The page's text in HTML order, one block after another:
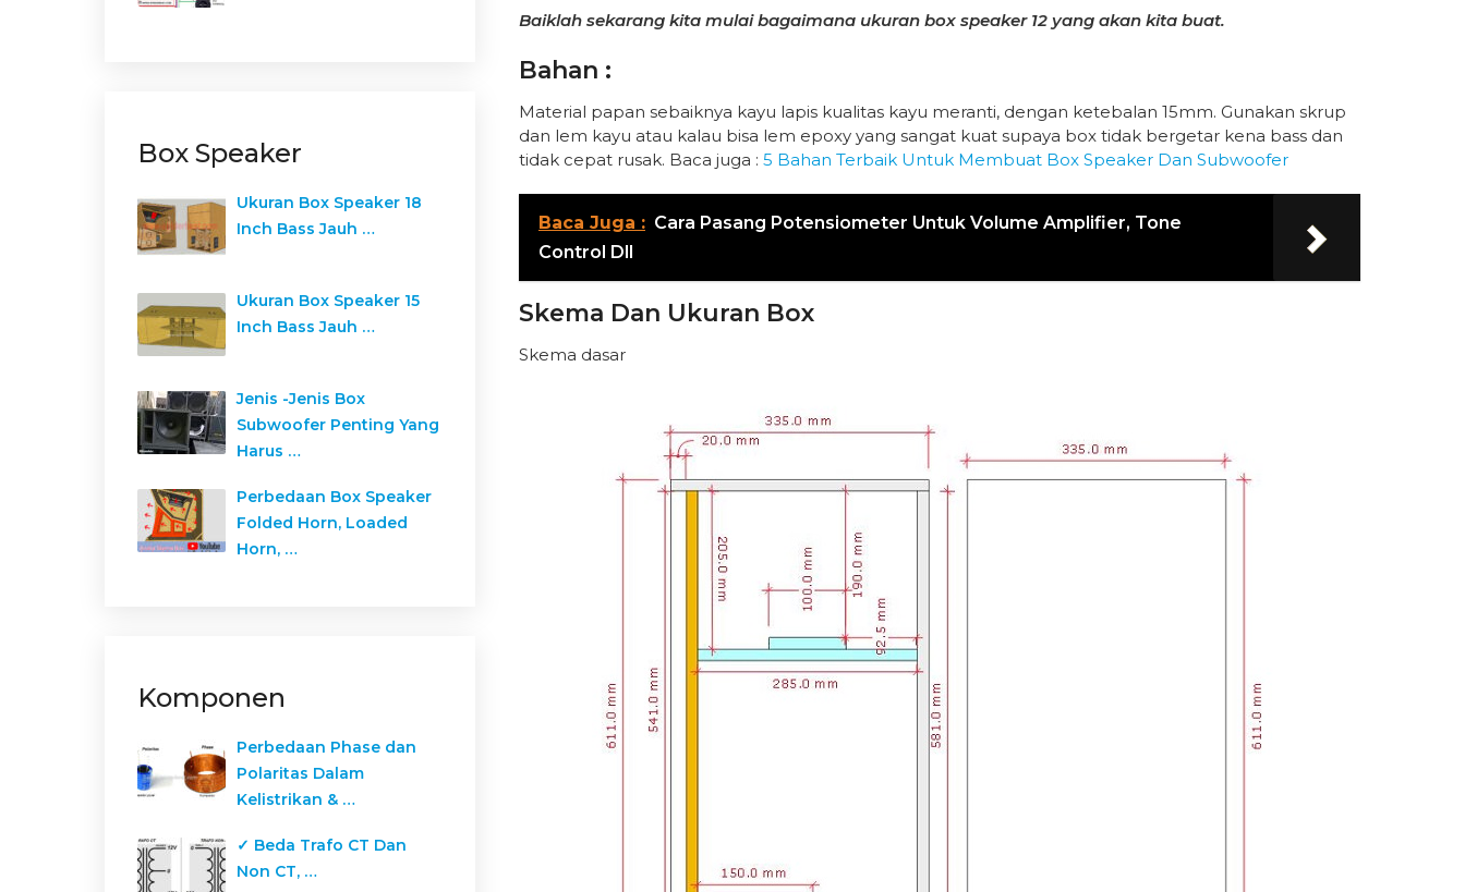
Baiklah sekarang kita mulai bagaimana ukuran box speaker 12 yang akan kita buat.
Bahan :
Material papan sebaiknya kayu lapis kualitas kayu meranti, dengan ketebalan 15mm. Gunakan skrup
dan lem kayu atau kalau bisa lem epoxy yang sangat kuat supaya box tidak bergetar kena bass dan
tidak cepat rusak. Baca juga : 5 Bahan Terbaik Untuk Membuat Box Speaker Dan Subwoofer
Baca Juga : Cara Pasang Potensiometer Untuk Volume Amplifier, Tone
Control Dll
Skema Dan Ukuran Box
Skema dasar
Box Speaker
Ukuran Box Speaker 18
Inch Bass Jauh …
Ukuran Box Speaker 15
Inch Bass Jauh …
Jenis -Jenis Box
Subwoofer Penting Yang
Harus …
Perbedaan Box Speaker
Folded Horn, Loaded
Horn, …
Komponen
Perbedaan Phase dan
Polaritas Dalam
Kelistrikan & …
✓ Beda Trafo CT Dan
Non CT, …